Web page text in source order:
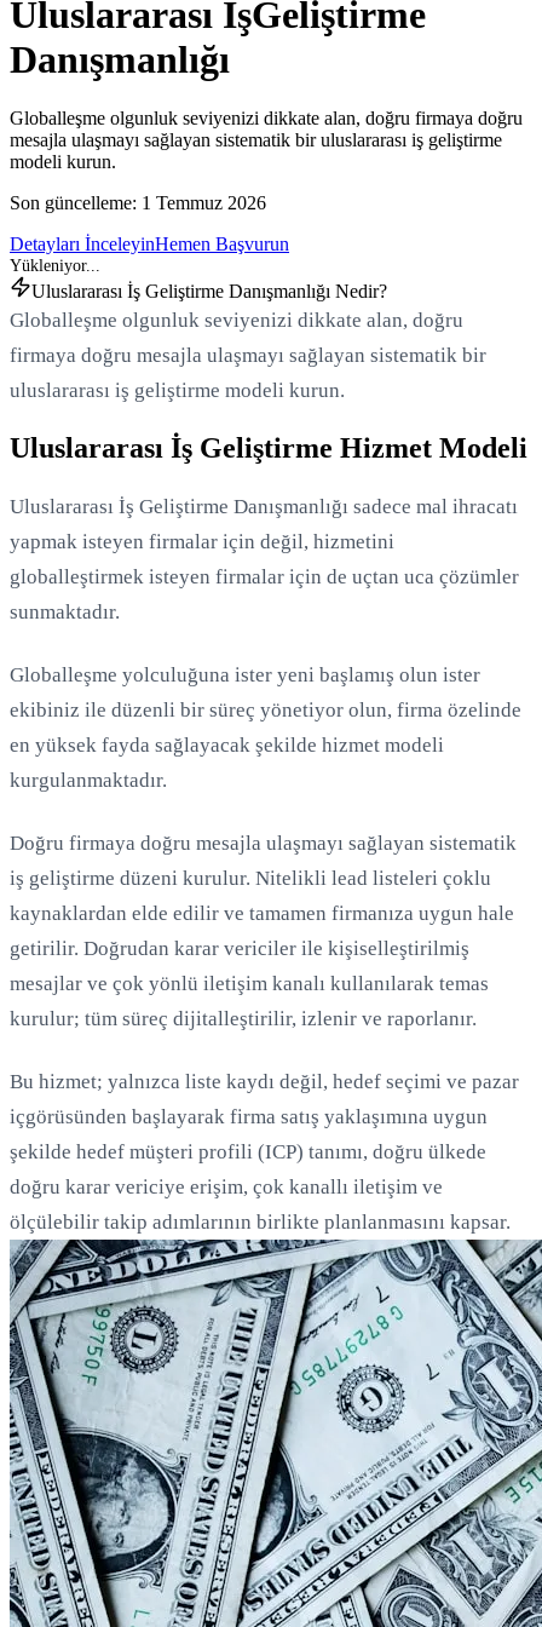
Uluslararası İşGeliştirme
Danışmanlığı
Globalleşme olgunluk seviyenizi dikkate alan, doğru firmaya doğru
mesajla ulaşmayı sağlayan sistematik bir uluslararası iş geliştirme
modeli kurun.
Son güncelleme: 1 Temmuz 2026
Detayları İnceleyinHemen Başvurun
Yükleniyor...
Uluslararası İş Geliştirme Danışmanlığı Nedir?
Globalleşme olgunluk seviyenizi dikkate alan, doğru
firmaya doğru mesajla ulaşmayı sağlayan sistematik bir
uluslararası iş geliştirme modeli kurun.
Uluslararası İş Geliştirme Hizmet Modeli
Uluslararası İş Geliştirme Danışmanlığı sadece mal ihracatı
yapmak isteyen firmalar için değil, hizmetini
globalleştirmek isteyen firmalar için de uçtan uca çözümler
sunmaktadır.
Globalleşme yolculuğuna ister yeni başlamış olun ister
ekibiniz ile düzenli bir süreç yönetiyor olun, firma özelinde
en yüksek fayda sağlayacak şekilde hizmet modeli
kurgulanmaktadır.
Doğru firmaya doğru mesajla ulaşmayı sağlayan sistematik
iş geliştirme düzeni kurulur. Nitelikli lead listeleri çoklu
kaynaklardan elde edilir ve tamamen firmanıza uygun hale
getirilir. Doğrudan karar vericiler ile kişiselleştirilmiş
mesajlar ve çok yönlü iletişim kanalı kullanılarak temas
kurulur; tüm süreç dijitalleştirilir, izlenir ve raporlanır.
Bu hizmet; yalnızca liste kaydı değil, hedef seçimi ve pazar
içgörüsünden başlayarak firma satış yaklaşımına uygun
şekilde hedef müşteri profili (ICP) tanımı, doğru ülkede
doğru karar vericiye erişim, çok kanallı iletişim ve
ölçülebilir takip adımlarının birlikte planlanmasını kapsar.